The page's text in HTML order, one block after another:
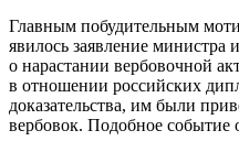
Главным побудительным
явилось заявление министра
о нарастании вербовочной
в отношении российских
доказательства, им были
вербовок. Подобное событие